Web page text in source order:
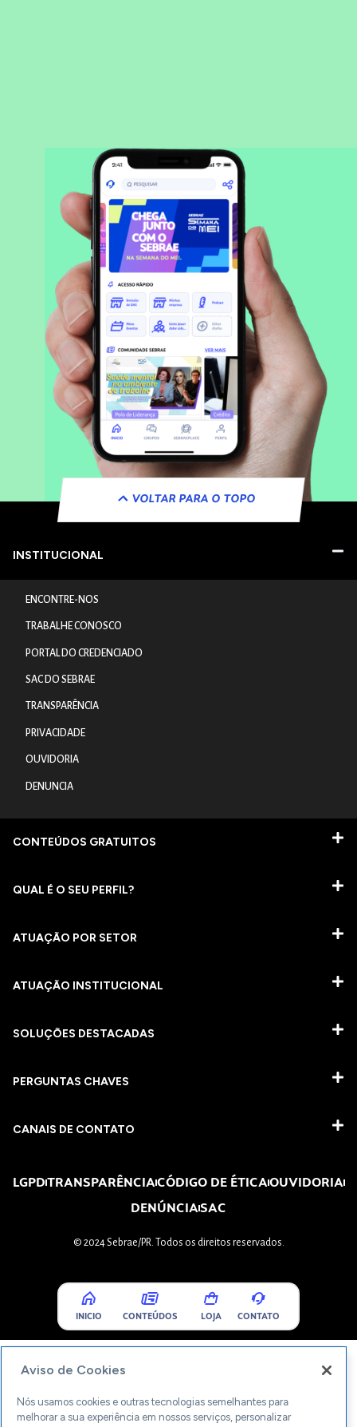
VOLTAR PARA O TOPO
INSTITUCIONAL
ENCONTRE-NOS
TRABALHE CONOSCO
PORTAL DO CREDENCIADO
SAC DO SEBRAE
TRANSPARÊNCIA
PRIVACIDADE
OUVIDORIA
DENUNCIA
CONTEÚDOS GRATUITOS
QUAL É O SEU PERFIL?
ATUAÇÃO POR SETOR
ATUAÇÃO INSTITUCIONAL
SOLUÇÕES DESTACADAS
PERGUNTAS CHAVES​
CANAIS DE CONTATO
LGPDTRANSPARÊNCIACÓDIGO DE ÉTICAOUVIDORIA
DENÚNCIASAC
© 2024 Sebrae/PR. Todos os direitos reservados.
INICIO CONTEÚDOS LOJA CONTATO
Aviso de Cookies
Nós usamos cookies e outras tecnologias semelhantes para
melhorar a sua experiência em nossos serviços, personalizar